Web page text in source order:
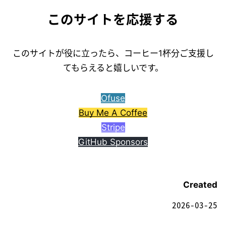
このサイトを応援する
このサイトが役に立ったら、コーヒー1杯分ご支援し
てもらえると嬉しいです。
Ofuse
Buy Me A Coffee
Stripe
GitHub Sponsors
Created
2026-03-25